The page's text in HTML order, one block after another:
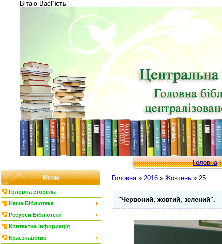
Вітаю Вас Гість
Головна|
Меню
Головна сторінка
Наша Бібліотека
Ресурси Бібліотеки
Контактна інформація
Краєзнавство
Головна» 2016 » Жовтень » 25
"Червоний, жовтий, зелений".